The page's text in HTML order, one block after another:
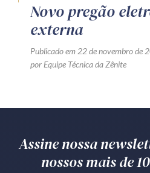
Novo pregão
externa
Publicado em 22 de novembro de
por Equipe Técnica da Zênite
Assine nossa
nossos mais de